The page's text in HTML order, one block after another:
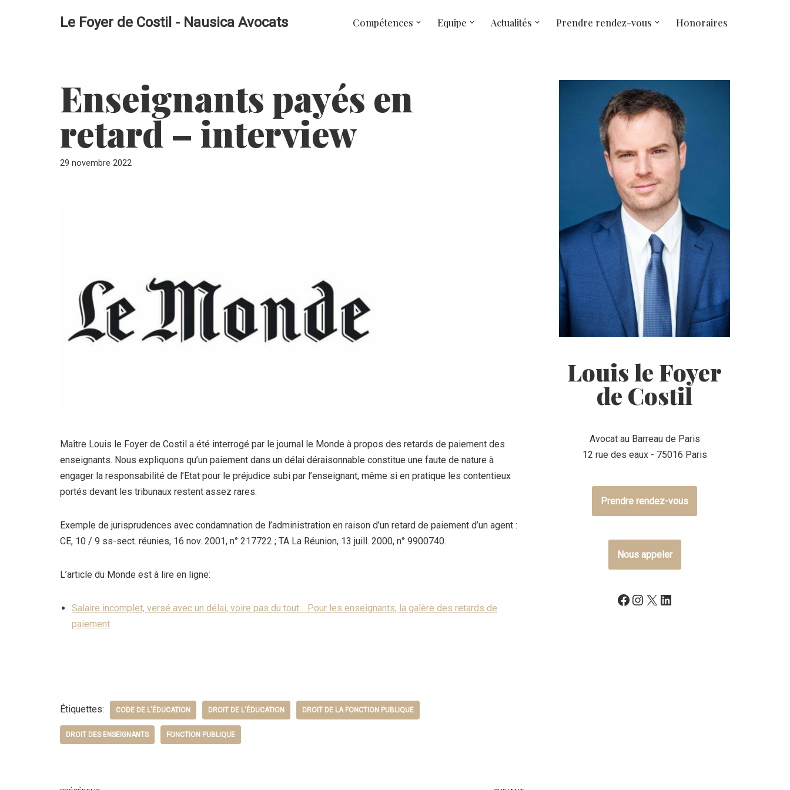
Le Foyer de Costil - Nausica Avocats Compétences Equipe Actualités Prendre rendez-vous Honoraires
Enseignants payés en
retard – interview
29 novembre 2022
Maître Louis le Foyer de Costil a été interrogé par le journal le Monde à propos des retards de paiement des
enseignants. Nous expliquons qu’un paiement dans un délai déraisonnable constitue une faute de nature à
engager la responsabilité de l’Etat pour le préjudice subi par l’enseignant, même si en pratique les contentieux
portés devant les tribunaux restent assez rares.
Exemple de jurisprudences avec condamnation de l’administration en raison d’un retard de paiement d’un agent :
CE, 10 / 9 ss-sect. réunies, 16 nov. 2001, n° 217722 ; TA La Réunion, 13 juill. 2000, n° 9900740.
L’article du Monde est à lire en ligne:
Salaire incomplet, versé avec un délai, voire pas du tout… Pour les enseignants, la galère des retards de
paiement
Étiquettes: CODE DE L'ÉDUCATION DROIT DE L'ÉDUCATION DROIT DE LA FONCTION PUBLIQUE
DROIT DES ENSEIGNANTS FONCTION PUBLIQUE
Louis le Foyer
de Costil
Avocat au Barreau de Paris
12 rue des eaux - 75016 Paris
Prendre rendez-vous
Nous appeler